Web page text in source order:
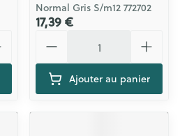
Normal Gris S/m12 772702
17,39 €
Ajouter au panier